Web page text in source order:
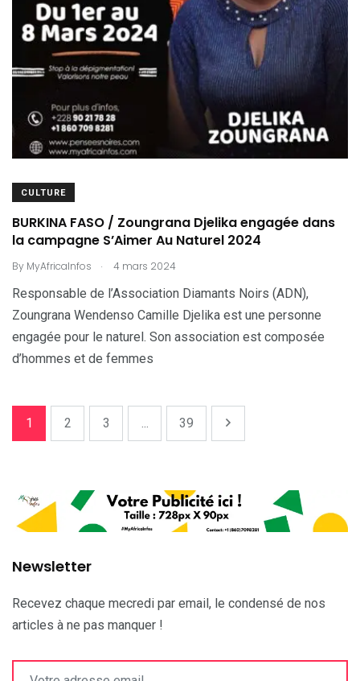
CULTURE
BURKINA FASO / Zoungrana Djelika engagée dans
la campagne S’Aimer Au Naturel 2024
By MyAfricaInfos . 4 mars 2024
Responsable de l’Association Diamants Noirs (ADN),
Zoungrana Wendenso Camille Djelika est une personne
engagée pour le naturel. Son association est composée
d’hommes et de femmes
1 2 3 ... 39
Newsletter
Recevez chaque mecredi par email, le condensé de nos
articles à ne pas manquer !